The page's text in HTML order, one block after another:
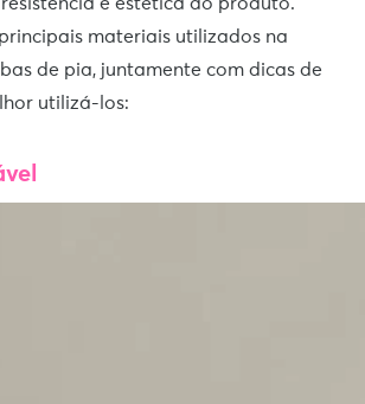
e estética do produto.
materiais utilizados na
de pia, juntamente com dicas de
utilizá-los: